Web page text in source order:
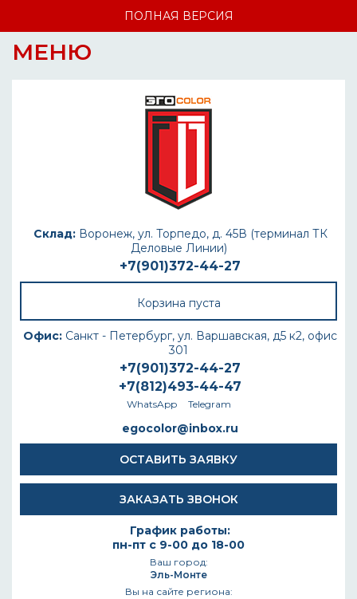
ПОЛНАЯ ВЕРСИЯ
МЕНЮ
Склад:Воронеж, ул. Торпедо, д. 45В (терминал ТК
Деловые Линии)
+7(901)372-44-27
Корзина пуста
Офис: Санкт - Петербург, ул. Варшавская, д5 к2, офис
301
+7(901)372-44-27
+7(812)493-44-47
WhatsApp Telegram
egocolor@inbox.ru
ОСТАВИТЬ ЗАЯВКУ
ЗАКАЗАТЬ ЗВОНОК
График работы:
пн-пт с 9-00 до 18-00
Ваш город:
Эль-Монте
Вы на сайте региона: